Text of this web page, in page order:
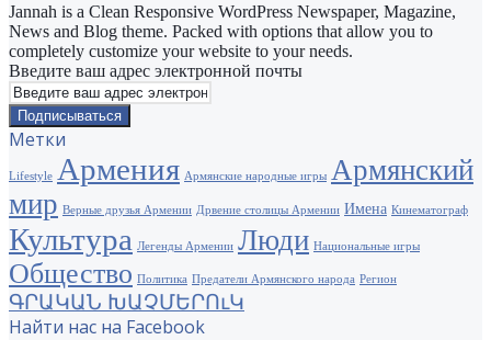
Jannah is a Clean Responsive WordPress Newspaper, Magazine,
News and Blog theme. Packed with options that allow you to
completely customize your website to your needs.
Введите ваш адрес электронной почты
Метки
Lifestyle Армения Армянские народные игры Армянский
мир Верные друзья Армении Дрвение столицы Армении Имена Кинематограф
Культура Легенды Армении Люди Национальные игры
Общество Политика Предатели Армянского народа Регион
ԳՐԱԿԱՆ ԽԱՉՄԵՐՈւԿ
Найти нас на Facebook